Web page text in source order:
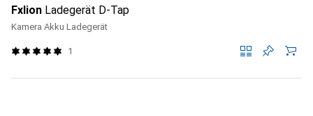
Fxlion Ladegerät D-Tap
Kamera Akku Ladegerät
1